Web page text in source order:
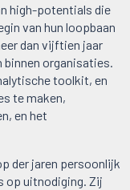
high-potentials die
van hun loopbaan
dan vijftien jaar
binnen organisaties.
toolkit, en
te maken,
en het
der jaren persoonlijk
op uitnodiging. Zij